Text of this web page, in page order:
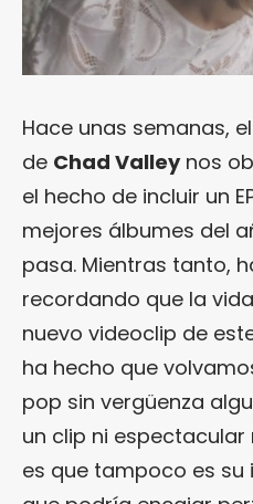
Hace unas semanas,
de Chad Valleynos
el hecho de incluir un
mejores álbumes del
pasa. Mientras tanto,
recordando que la
nuevo videoclip de
ha hecho que
pop sin vergüenza
un clip ni
es que tampoco es su